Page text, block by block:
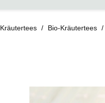
Kräutertees Bio-Kräutertees